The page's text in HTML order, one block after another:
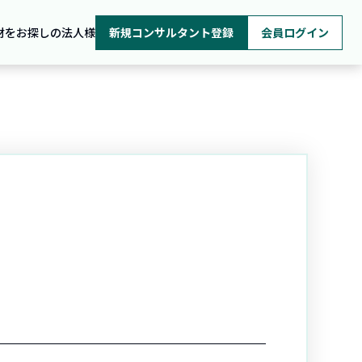
をお探しの法人様 新規コンサルタント登録 会員ログイン